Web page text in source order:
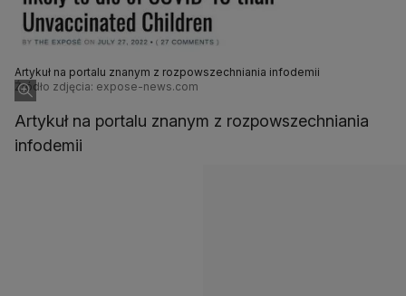
Artykuł na portalu znanym z rozpowszechniania infodemii
Źródło zdjęcia: expose-news.com
Artykuł na portalu znanym z rozpowszechniania
infodemii